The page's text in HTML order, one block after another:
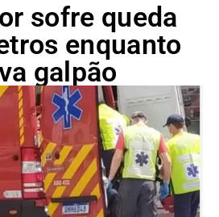
sofre queda
enquanto
galpão